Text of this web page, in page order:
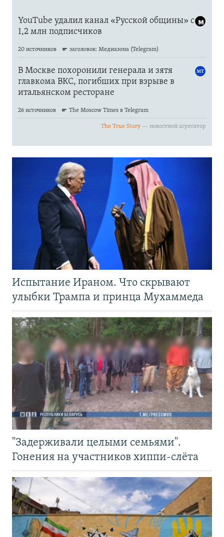
Испытание Ираном. Что скрывают
улыбки Трампа и принца Мухаммеда
"Задерживали целыми семьями".
Гонения на участников хиппи-слёта